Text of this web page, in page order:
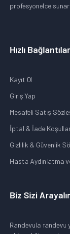
profesyonelce sunar.
Hızlı Bağlantılar
Kayıt Ol
Giriş Yap
Mesafeli Satış
İptal & İade
Gizlilik & Güvenlik
Hasta Aydınlatma
Biz Sizi
Randevula randevu